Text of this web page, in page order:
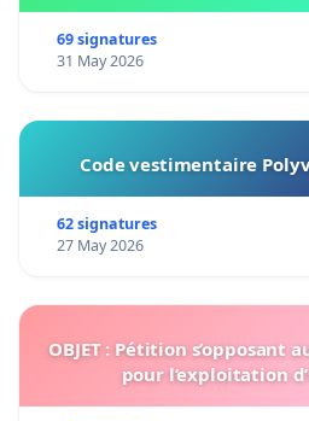
69 signatures
31 May 2026
Code vestimentaire
62 signatures
27 May 2026
OBJET : Pétition s’opposant
pour l’exploitation